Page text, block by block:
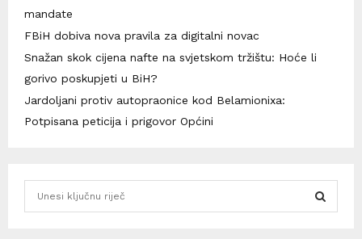
mandate
FBiH dobiva nova pravila za digitalni novac
Snažan skok cijena nafte na svjetskom tržištu: Hoće li
gorivo poskupjeti u BiH?
Jardoljani protiv autopraonice kod Belamionixa:
Potpisana peticija i prigovor Općini